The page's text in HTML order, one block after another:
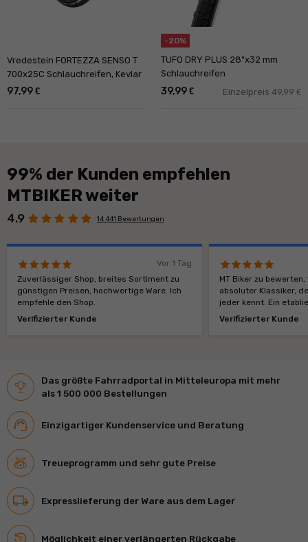
Vredestein FORTEZZA SENSO T
700x25C Schlauchreifen, Kevlar
97,99 €
-20%
TUFO DRY PLUS 28"x32 mm
Schlauchreifen
39,99 € Einzelpreis 49,99 €
99% der Kunden empfehlen
MTBIKER weiter
4.9 14 441 Bewertungen
Vor 1 Tag
Zuverlässiger Shop, breites Sortiment zu
günstigen Preisen, hochwertige Ware. Ich
empfehle den Shop.
Verifizierter Kunde
MT Biker zu
absoluter Klassiker,
jeder kennt. Ein
Mechanismus.
Verifizierter Kunde
Das größte Fahrradportal in Mitteleuropa mit mehr
als 1 500 000 Bestellungen
Einzigartiger Kundenservice und Beratung
Treueprogramm und sehr gute Preise
Expresslieferung der Ware aus dem Lager
Möglichkeit einer verlängerten Rückgabe